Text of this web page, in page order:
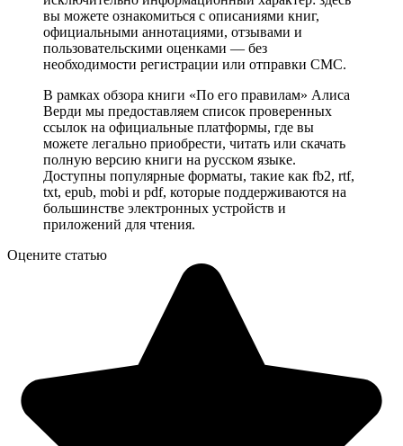
вы можете ознакомиться с описаниями книг,
официальными аннотациями, отзывами и
пользовательскими оценками — без
необходимости регистрации или отправки СМС.
В рамках обзора книги «По его правилам» Алиса
Верди мы предоставляем список проверенных
ссылок на официальные платформы, где вы
можете легально приобрести, читать или скачать
полную версию книги на русском языке.
Доступны популярные форматы, такие как fb2, rtf,
txt, epub, mobi и pdf, которые поддерживаются на
большинстве электронных устройств и
приложений для чтения.
Оцените статью